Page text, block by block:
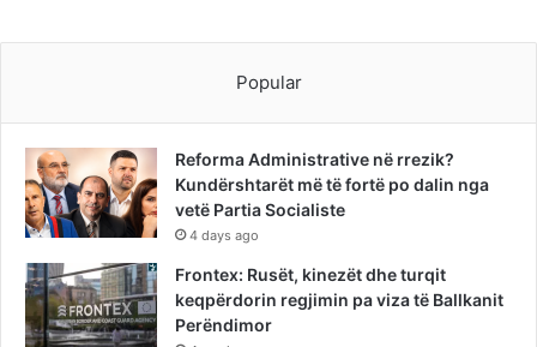
Popular
Reforma Administrative në rrezik?
Kundërshtarët më të fortë po dalin nga
vetë Partia Socialiste
4 days ago
Frontex: Rusët, kinezët dhe turqit
keqpërdorin regjimin pa viza të Ballkanit
Perëndimor